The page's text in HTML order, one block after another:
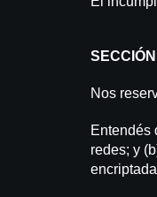
Nos
Entendés
redes; y